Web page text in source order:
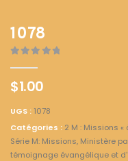
1078
$1.00
UGS : 1078
Catégories : 2 M : Missions «
Série M: Missions, Ministère
témoignage évangélique et